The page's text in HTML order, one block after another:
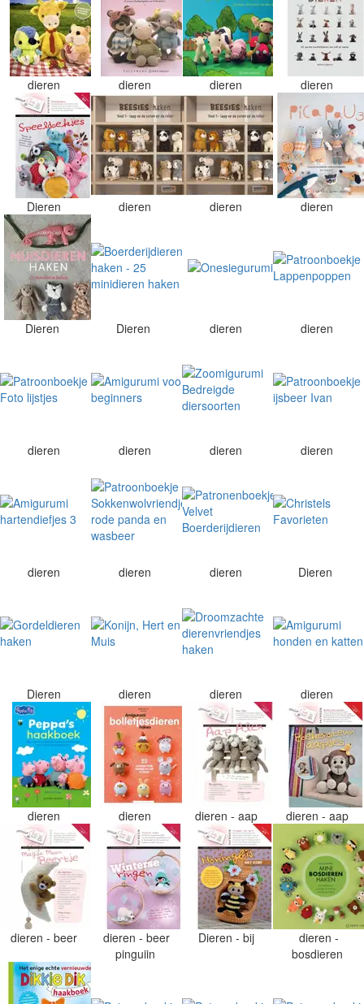
dieren dieren dieren dieren
Dieren dieren dieren dieren
Dieren Dieren dieren dieren
dieren dieren dieren dieren
dieren dieren dieren Dieren
Dieren dieren dieren dieren
dieren dieren dieren - aap dieren - aap
dieren - beer
dieren - beer
pinguiin
Dieren - bij
dieren -
bosdieren